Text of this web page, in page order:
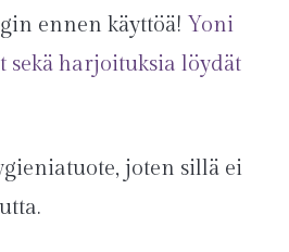
ennen käyttöä! Yoni
sekä harjoituksia löydät
joten sillä ei